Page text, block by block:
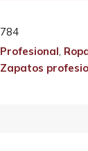
784
Profesional
Zapatos